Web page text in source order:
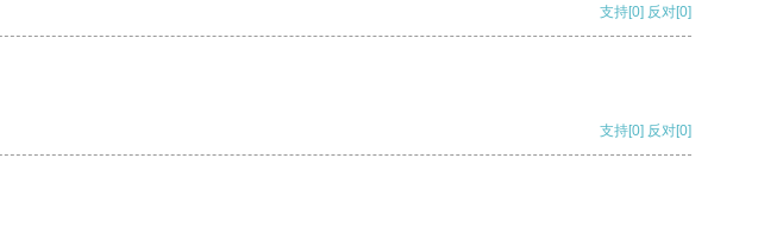
支持[0] 反对[0]
支持[0] 反对[0]